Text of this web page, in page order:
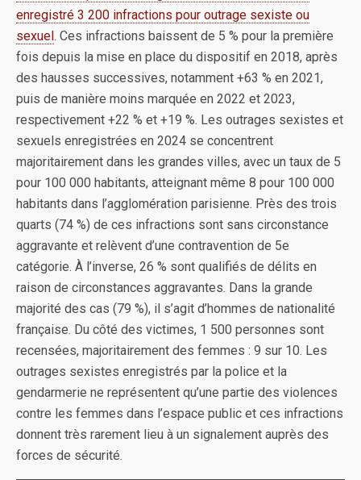
enregistré 3 200 infractions pour outrage sexiste ou
sexuel. Ces infractions baissent de 5 % pour la première
fois depuis la mise en place du dispositif en 2018, après
des hausses successives, notamment +63 % en 2021,
puis de manière moins marquée en 2022 et 2023,
respectivement +22 % et +19 %. Les outrages sexistes et
sexuels enregistrées en 2024 se concentrent
majoritairement dans les grandes villes, avec un taux de 5
pour 100 000 habitants, atteignant même 8 pour 100 000
habitants dans l’agglomération parisienne. Près des trois
quarts (74 %) de ces infractions sont sans circonstance
aggravante et relèvent d’une contravention de 5e
catégorie. À l’inverse, 26 % sont qualifiés de délits en
raison de circonstances aggravantes. Dans la grande
majorité des cas (79 %), il s’agit d’hommes de nationalité
française. Du côté des victimes, 1 500 personnes sont
recensées, majoritairement des femmes : 9 sur 10. Les
outrages sexistes enregistrés par la police et la
gendarmerie ne représentent qu’une partie des violences
contre les femmes dans l’espace public et ces infractions
donnent très rarement lieu à un signalement auprès des
forces de sécurité.